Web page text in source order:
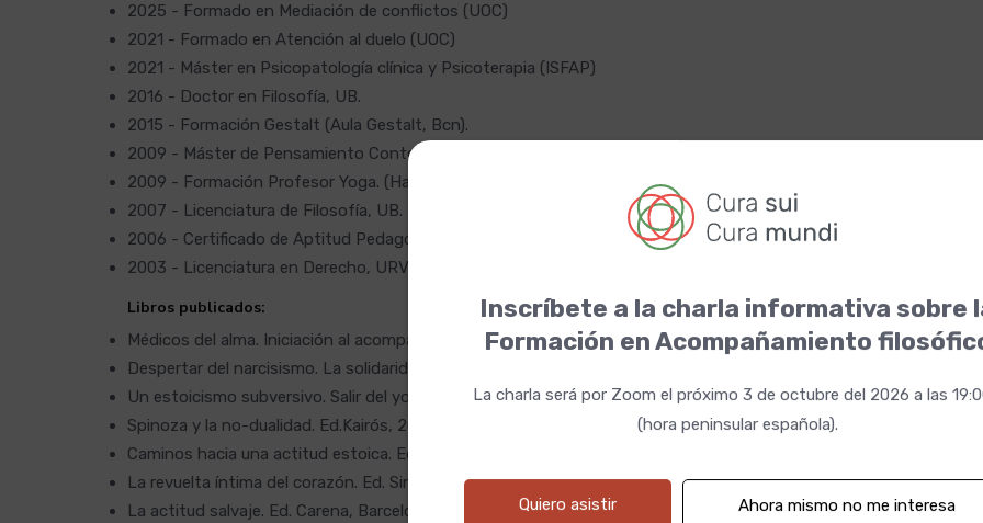
2025 - Formado en Mediación de conflictos (UOC)
2021 - Formado en Atención al duelo (UOC)
2021 - Máster en Psicopatología clínica y Psicoterapia (ISFAP)
2016 - Doctor en Filosofía, UB.
2015 - Formación Gestalt (Aula Gestalt, Bcn).
2009 - Máster de Pensamiento Contemporáneo, UB.
2009 - Formación Profesor Yoga. (Habilitado por la Generalitat).
2007 - Licenciatura de Filosofía, UB.
2006 - Certificado de Aptitud Pedagógica, CAP, Barcelona.
2003 - Licenciatura en Derecho, URV.
Libros publicados:
Médicos del alma. Iniciación al acompañamiento filosófico. Ed. Kairós, 2026
Despertar del narcisismo. La solidaridad de los conmovidos. Ed. Siglantana, 2026.
Un estoicismo subversivo. Salir del yo. Ed. Siglantana, 2025.
Spinoza y la no-dualidad. Ed.Kairós, 2024.
Caminos hacia una actitud estoica. Ed. Siglantana, 2022.
La revuelta íntima del corazón. Ed. Singlantana, Barcelona, 2021.
La actitud salvaje. Ed. Carena, Barcelona, 2019.
Inscríbete a la charla informativa sobre
Formación en Acompañamiento
La charla será por Zoom el próximo 3 de octubre del 2026 a las
(hora peninsular española).
Quiero asistir Ahora mismo no me interesa